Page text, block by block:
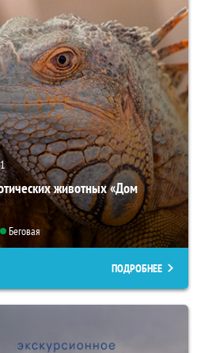
животных «Дом
Беговая
ПОДРОБНЕЕ